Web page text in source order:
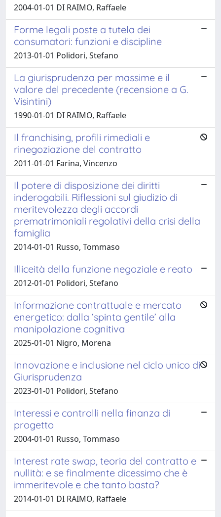
2004-01-01 DI RAIMO, Raffaele
Forme legali poste a tutela dei
consumatori: funzioni e discipline
2013-01-01 Polidori, Stefano
La giurisprudenza per massime e il
valore del precedente (recensione a G.
Visintini)
1990-01-01 DI RAIMO, Raffaele
Il franchising, profili rimediali e
rinegoziazione del contratto
2011-01-01 Farina, Vincenzo
Il potere di disposizione dei diritti
inderogabili. Riflessioni sul giudizio di
meritevolezza degli accordi
prematrimoniali regolativi della crisi della
famiglia
2014-01-01 Russo, Tommaso
Illiceità della funzione negoziale e reato
2012-01-01 Polidori, Stefano
Informazione contrattuale e mercato
energetico: dalla ‘spinta gentile’ alla
manipolazione cognitiva
2025-01-01 Nigro, Morena
Innovazione e inclusione nel ciclo unico di
Giurisprudenza
2023-01-01 Polidori, Stefano
Interessi e controlli nella finanza di
progetto
2004-01-01 Russo, Tommaso
Interest rate swap, teoria del contratto e
nullità: e se finalmente dicessimo che è
immeritevole e che tanto basta?
2014-01-01 DI RAIMO, Raffaele